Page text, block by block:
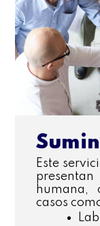
Este
humana,
casos